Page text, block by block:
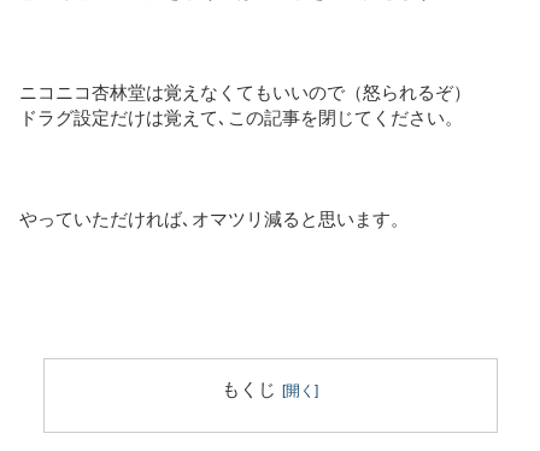
ニコニコ杏林堂は覚えなくてもいいので（怒られるぞ）
ドラグ設定だけは覚えて､この記事を閉じてください。
やっていただければ､オマツリ減ると思います。
もくじ